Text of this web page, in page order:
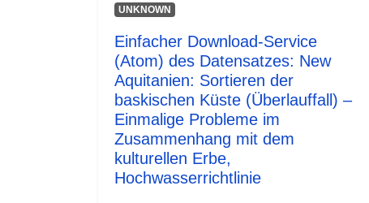
UNKNOWN
Einfacher Download-Service
(Atom) des Datensatzes: New
Aquitanien: Sortieren der
baskischen Küste (Überlauffall) –
Einmalige Probleme im
Zusammenhang mit dem
kulturellen Erbe,
Hochwasserrichtlinie